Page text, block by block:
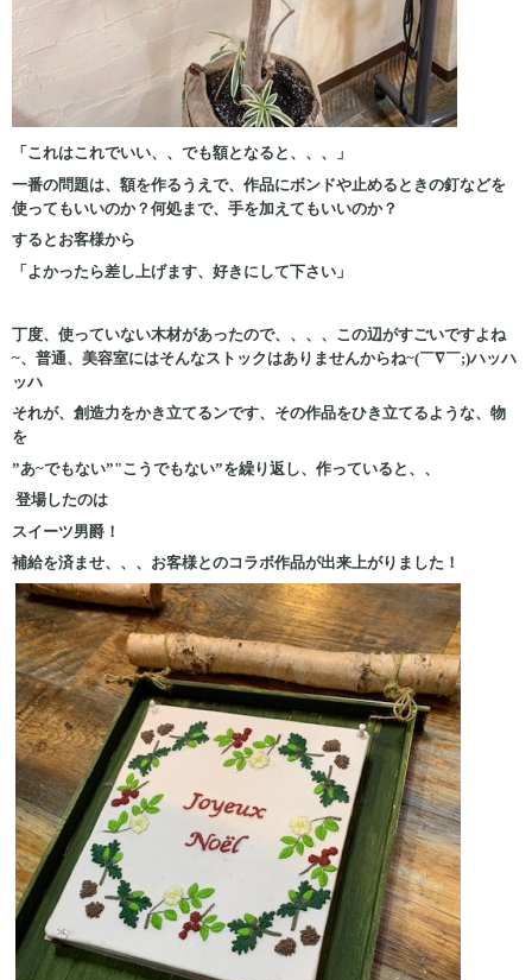
「これはこれでいい、、でも額となると、、、」
一番の問題は、額を作るうえで、作品にボンドや止めるときの釘などを
使ってもいいのか？何処まで、手を加えてもいいのか？
するとお客様から
「よかったら差し上げます、好きにして下さい」
丁度、使っていない木材があったので、、、、この辺がすごいですよね
~、普通、美容室にはそんなストックはありませんからね~(￣∇￣;)ハッハ
ッハ
それが、創造力をかき立てるンです、その作品をひき立てるような、物
を
”あ~でもない”"こうでもない”を繰り返し、作っていると、、
登場したのは
スイーツ男爵！
補給を済ませ、、、お客様とのコラボ作品が出来上がりました！